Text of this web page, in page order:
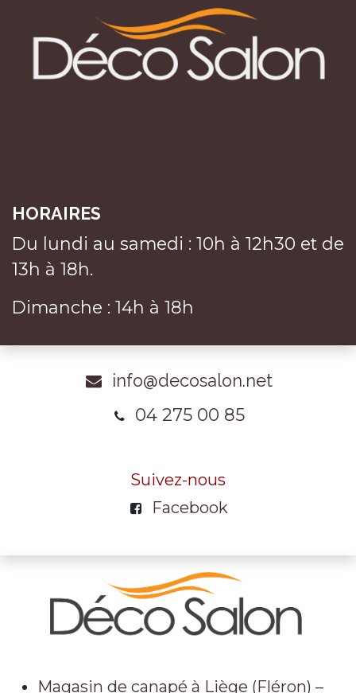
HORAIRES
Du lundi au samedi : 10h à 12h30 et de
13h à 18h.
Dimanche : 14h à 18h
info@decosalon.net
04 275 00 85
Suivez-nous
Facebook
Magasin de canapé à Liège (Fléron) –